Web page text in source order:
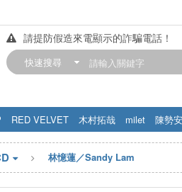
佳佳唱片
請提防假造來電顯示的詐騙電話！
【中華門市營業時間調整公告】
快速搜尋
RED VELVET 木村拓哉 milet
陳勢安
伦
林憶蓮／Sandy Lam